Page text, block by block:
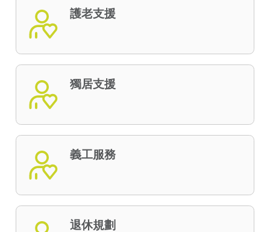
護老支援
獨居支援
義工服務
退休規劃